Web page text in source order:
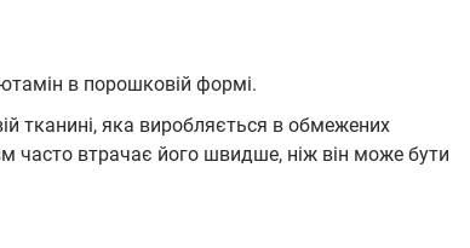
в порошковій формі.
тканині, яка виробляється в обмежених
часто втрачає його швидше, ніж він може бути